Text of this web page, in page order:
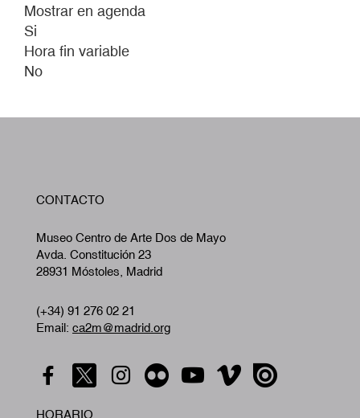
Mostrar en agenda
Si
Hora fin variable
No
CONTACTO
Museo Centro de Arte Dos de Mayo
Avda. Constitución 23
28931 Móstoles, Madrid
(+34) 91 276 02 21
Email: ca2m@madrid.org
HORARIO